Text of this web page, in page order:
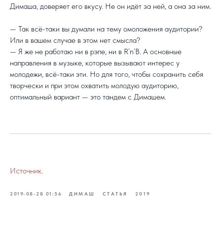
Димаша, доверяет его вкусу. Не он идёт за ней, а она за ним.
— Так всё-таки вы думали на тему омоложения аудитории?
Или в вашем случае в этом нет смысла?
— Я же не работаю ни в рэпе, ни в R’n’B. А основные
направления в музыке, которые вызывают интерес у
молодежи, всё-таки эти. Но для того, чтобы сохранить себя
творчески и при этом охватить молодую аудиторию,
оптимальный вариант — это тандем с Димашем.
Источник.
2019-08-28 01:56 ДИМАШ СТАТЬЯ 2019